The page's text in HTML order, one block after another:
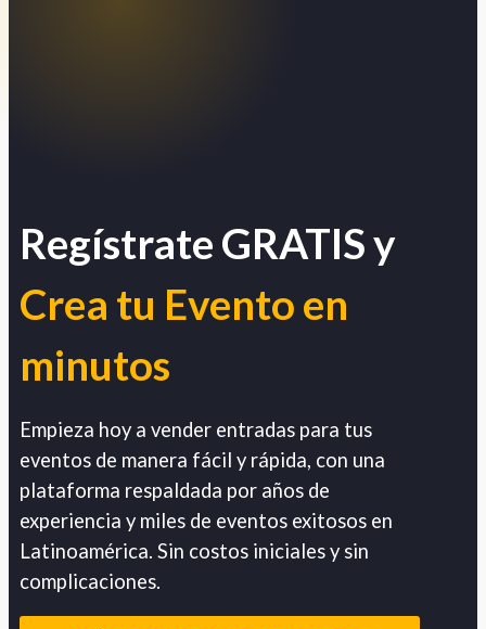
Regístrate GRATIS y
Crea tu Evento en
minutos
Empieza hoy a vender entradas para tus
eventos de manera fácil y rápida, con una
plataforma respaldada por años de
experiencia y miles de eventos exitosos en
Latinoamérica. Sin costos iniciales y sin
complicaciones.